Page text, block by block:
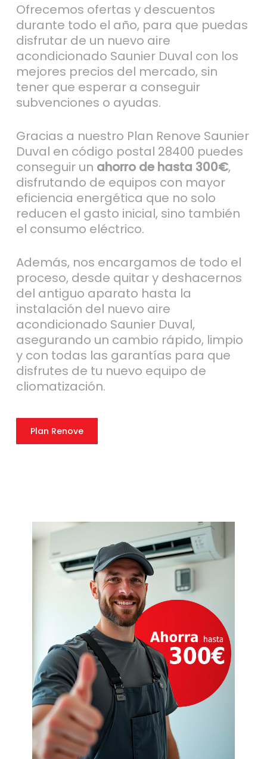
Ofrecemos ofertas y descuentos
durante todo el año, para que puedas
disfrutar de un nuevo aire
acondicionado Saunier Duval con los
mejores precios del mercado, sin
tener que esperar a conseguir
subvenciones o ayudas.
Gracias a nuestro Plan Renove Saunier
Duval en código postal 28400 puedes
conseguir un ahorro de hasta 300€,
disfrutando de equipos con mayor
eficiencia energética que no solo
reducen el gasto inicial, sino también
el consumo eléctrico.
Además, nos encargamos de todo el
proceso, desde quitar y deshacernos
del antiguo aparato hasta la
instalación del nuevo aire
acondicionado Saunier Duval,
asegurando un cambio rápido, limpio
y con todas las garantías para que
disfrutes de tu nuevo equipo de
cliomatización.
Plan Renove